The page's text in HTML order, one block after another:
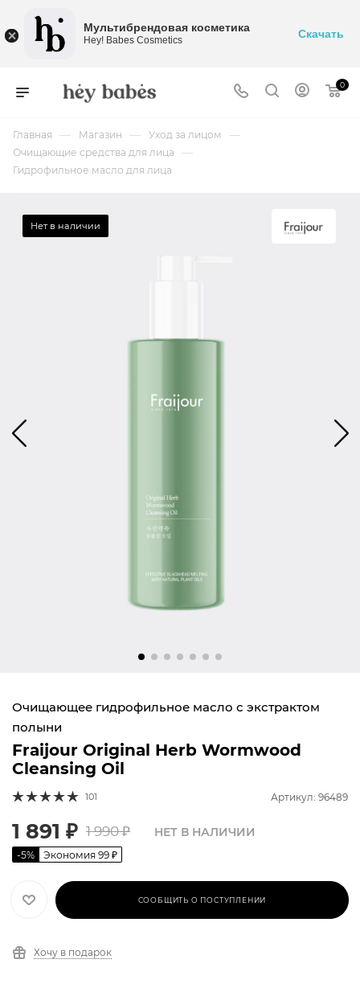
0
Главная — Магазин — Уход за лицом —
Очищающие средства для лица —
Гидрофильное масло для лица
Нет в наличии
Очищающее гидрофильное масло с экстрактом
полыни
Fraijour Original Herb Wormwood
Cleansing Oil
101 Артикул: 96489
1 891 ₽ 1 990₽
-5% Экономия 99 ₽
НЕТ В НАЛИЧИИ
СООБЩИТЬ О ПОСТУПЛЕНИИ
Хочу в подарок
Мультибрендовая косметика
Hey! Babes Cosmetics Скачать